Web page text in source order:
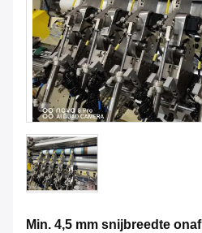
Min. 4,5 mm snijbreedte